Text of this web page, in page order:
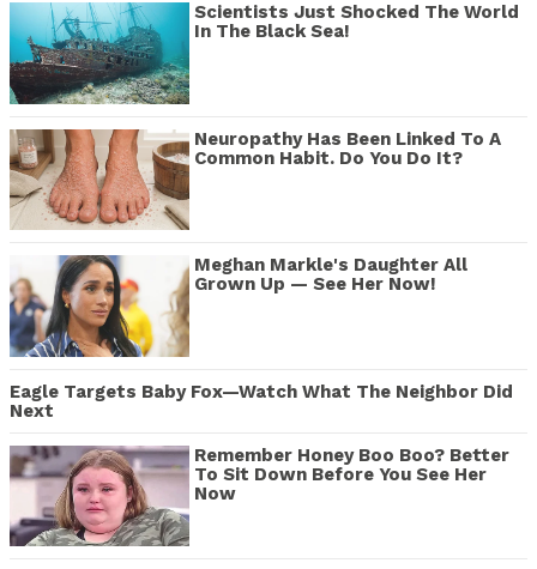
Scientists Just Shocked The World
In The Black Sea!
Neuropathy Has Been Linked To A
Common Habit. Do You Do It?
Meghan Markle's Daughter All
Grown Up — See Her Now!
Eagle Targets Baby Fox—Watch What The Neighbor Did
Next
Remember Honey Boo Boo? Better
To Sit Down Before You See Her
Now